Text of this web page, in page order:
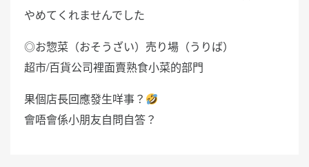
やめてくれませんでした
◎お惣菜（おそうざい）売り場（うりば）
超市/百貨公司裡面賣熟食小菜的部門
果個店長回應發生咩事？
會唔會係小朋友自問自答？